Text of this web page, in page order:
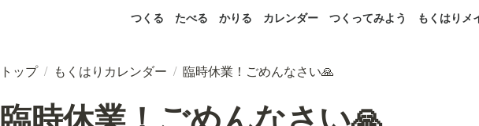
つくる たべる かりる カレンダー つくってみよう もくはりメ
トップ / もくはりカレンダー / 臨時休業！ごめんなさい🙏
臨時休業！ごめんなさい🙏